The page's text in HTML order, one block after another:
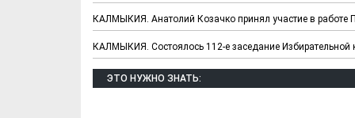
КАЛМЫКИЯ. Анатолий Козачко принял участие в работе
КАЛМЫКИЯ. Состоялось 112-е заседание
ЭТО НУЖНО ЗНАТЬ:
Х. Гапураев. Капкан
ЧЕЧНЯ. А.